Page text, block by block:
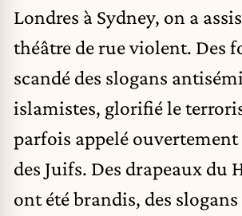
Londres à Sydney, on a
théâtre de rue violent. Des
scandé des slogans
islamistes, glorifié le
parfois appelé ouvertement
des Juifs. Des drapeaux du
ont été brandis, des